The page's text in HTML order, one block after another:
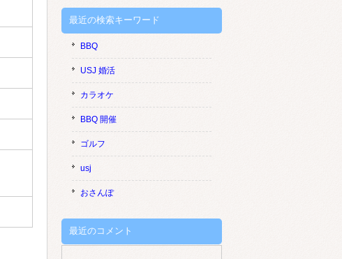
最近の検索キーワード
BBQ
USJ 婚活
カラオケ
BBQ 開催
ゴルフ
usj
おさんぽ
最近のコメント